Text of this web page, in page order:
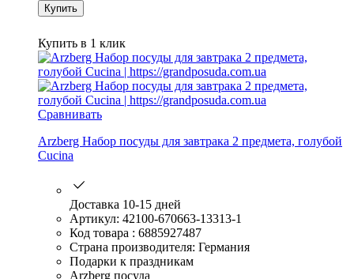
Купить
Купить в 1 клик
Сравнивать
Arzberg Набор посуды для завтрака 2 предмета, голубой
Cucina
Доставка 10-15 дней
Артикул: 42100-670663-13313-1
Код товара : 6885927487
Страна производителя: Германия
Подарки к праздникам
Arzberg посуда